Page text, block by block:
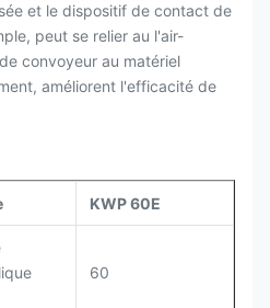
et le dispositif de contact de
peut se relier au l'air-
convoyeur au matériel
améliorent l'efficacité de
KWP 60E
60